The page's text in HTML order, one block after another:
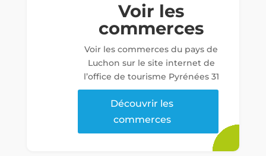
Voir les
commerces
Voir les commerces du pays de
Luchon sur le site internet de
l’office de tourisme Pyrénées 31
Découvrir les
commerces